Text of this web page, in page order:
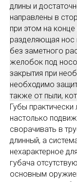
длины и
направлены в
при этом на
разделяющая нос
без заметного
желобок под
закрытия при
необходимо
также от пыли,
Губы
настолько
сворачивать в
длинный, а
нехарактерное
губача
основным